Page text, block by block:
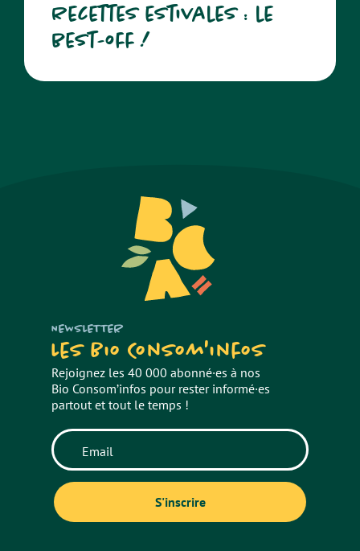
Recettes estivales : le
best-off !
NEWSLETTER
Les Bio Consom'infos
Rejoignez les 40 000 abonné·es à nos
Bio Consom’infos pour rester informé·es
partout et tout le temps !